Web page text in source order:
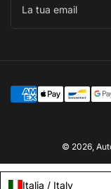
tua
© 2026,
Italia / Italy